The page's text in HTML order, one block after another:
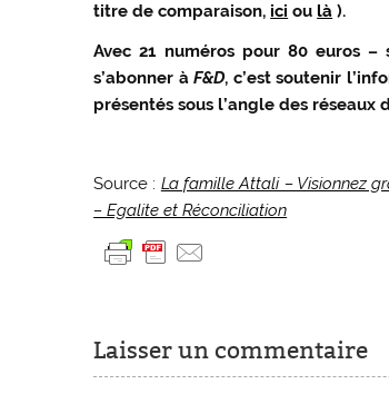
titre de comparaison, ici oulà ).
Avec 21 numéros pour 80 euros
s’abonner àF&D, c’est soutenir
présentés sous l’angle des réseaux
Source : La famille Attali – Visionnez
– Egalite et Réconciliation
Laisser un commentaire